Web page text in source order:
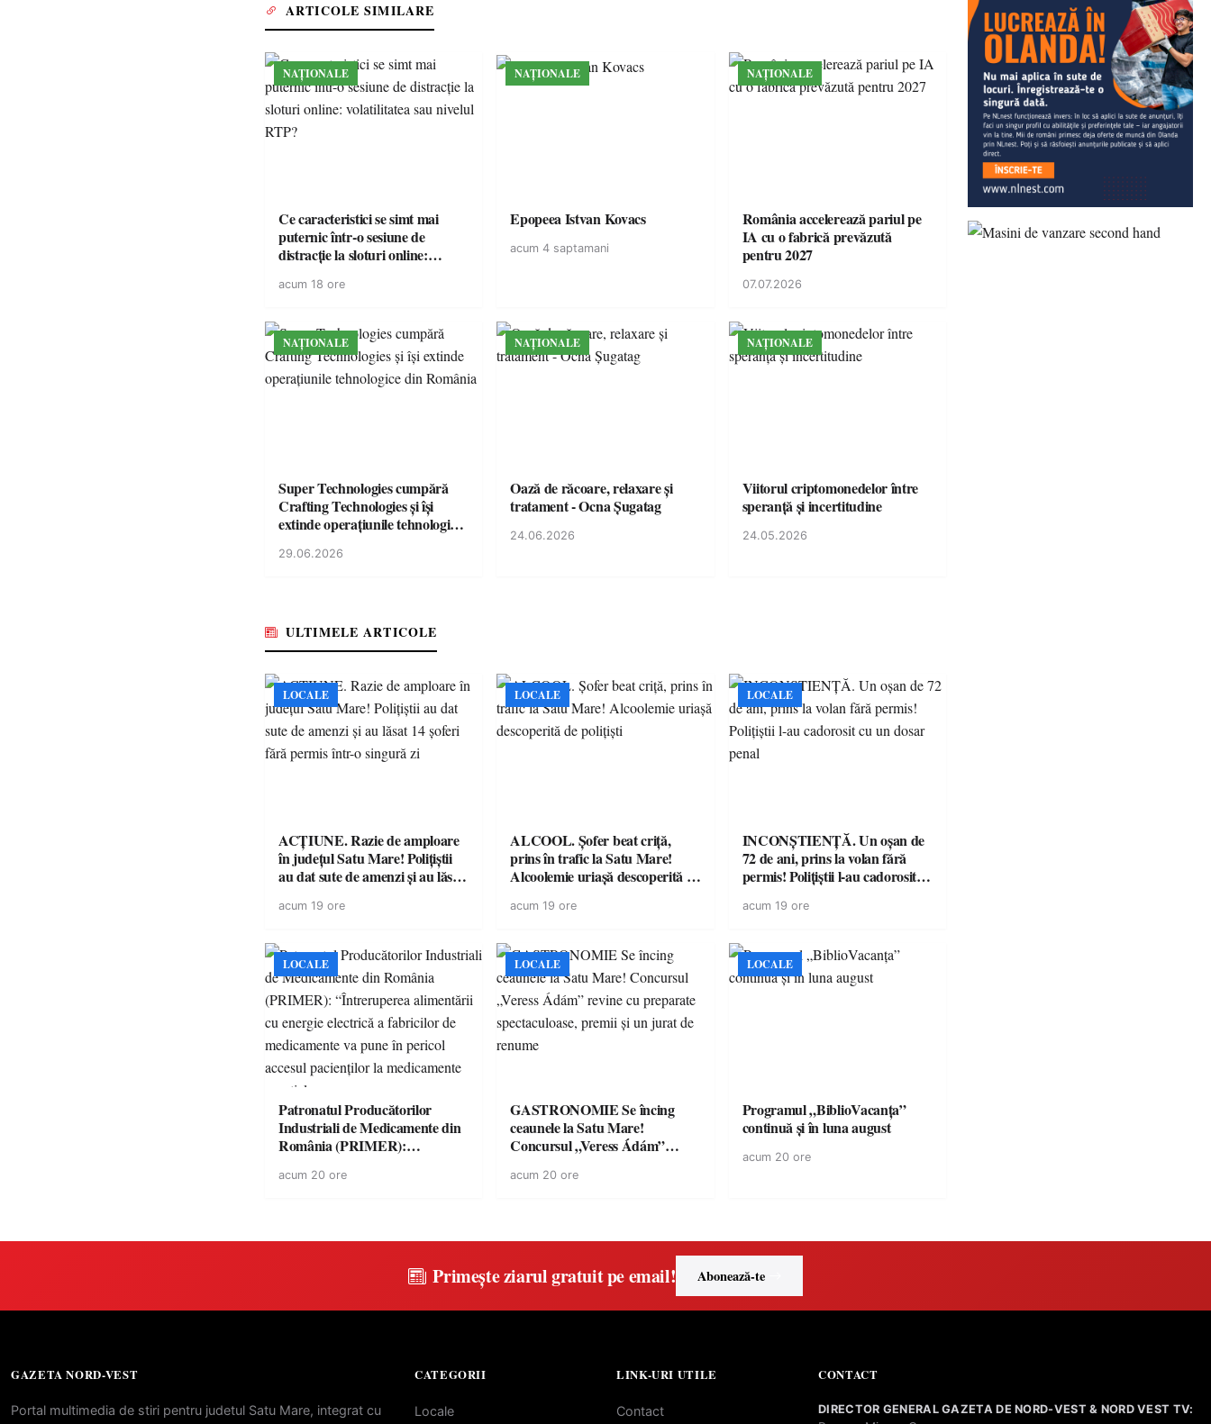
ARTICOLE SIMILARE
NAȚIONALE
Ce caracteristici se simt mai
puternic într-o sesiune de
distracție la sloturi online:
acum 18 ore
NAȚIONALE
Epopeea Istvan Kovacs
acum 4 saptamani
NAȚIONALE
România accelerează pariul pe
IA cu o fabrică prevăzută
pentru 2027
07.07.2026
NAȚIONALE
Super Technologies cumpără
Crafting Technologies și își
extinde operațiunile tehnologice
29.06.2026
NAȚIONALE
Oază de răcoare, relaxare și
tratament - Ocna Șugatag
24.06.2026
NAȚIONALE
Viitorul criptomonedelor între
speranță și incertitudine
24.05.2026
ULTIMELE ARTICOLE
LOCALE
ACȚIUNE. Razie de amploare
în județul Satu Mare! Polițiștii
au dat sute de amenzi și au lăsat
singură zi
acum 19 ore
LOCALE
ALCOOL. Șofer beat criță,
prins în trafic la Satu Mare!
Alcoolemie uriașă descoperită de
acum 19 ore
LOCALE
INCONȘTIENȚĂ. Un oșan de
72 de ani, prins la volan fără
permis! Polițiștii l-au cadorosit
acum 19 ore
LOCALE
Patronatul Producătorilor
Industriali de Medicamente din
România (PRIMER):
energie electrică a fabricilor de
acum 20 ore
LOCALE
GASTRONOMIE Se încing
ceaunele la Satu Mare!
Concursul „Veress Ádám”
spectaculoase, premii și un jurat
acum 20 ore
LOCALE
Programul „BiblioVacanța”
continuă și în luna august
acum 20 ore
Primește ziarul gratuit pe email! Abonează-te
GAZETA NORD-VEST
Portal multimedia de stiri pentru judetul Satu Mare, integrat cu
CATEGORII
Locale
LINK-URI UTILE
Contact
CONTACT
DIRECTOR GENERAL GAZETA DE NORD-VEST & NORD VEST TV: